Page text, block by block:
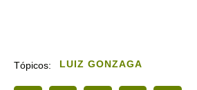
Tópicos: LUIZ GONZAGA